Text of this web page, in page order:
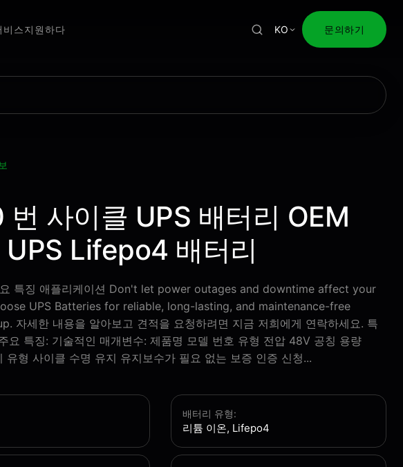
비스지원하다 KO 문의하기
사이클 UPS 배터리 OEM
UPS Lifepo4 배터리
특징 애플리케이션 Don't let power outages and downtime affect your
UPS Batteries for reliable, long-lasting, and maintenance-free
자세한 내용을 알아보고 견적을 요청하려면 지금 저희에게 연락하세요. 특
요 특징: 기술적인 매개변수: 제품명 모델 번호 유형 전압 48V 공칭 용량
유형 사이클 수명 유지 유지보수가 필요 없는 보증 인증 신청...
배터리 유형:
리튬 이온, Lifepo4